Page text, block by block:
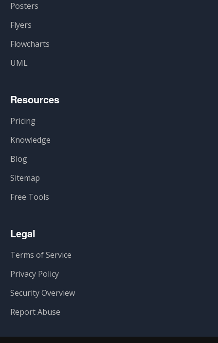
Posters
Flyers
Flowcharts
UML
Resources
Pricing
Knowledge
Blog
Sitemap
Free Tools
Legal
Terms of Service
Privacy Policy
Security Overview
Report Abuse